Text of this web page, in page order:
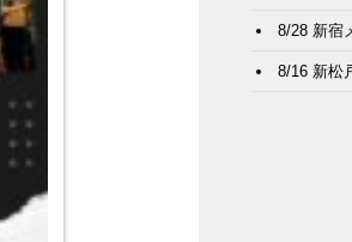
8/28 新宿
8/16 新松